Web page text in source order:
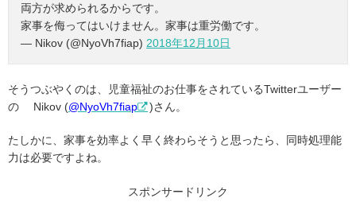
両方が求められるからです。
家事を侮ってはいけません。家事は重労働です。
— Nikov (@NyoVh7fiap) 2018年12月10日
そうつぶやくのは、児童福祉のお仕事をされているTwitterユーザー
の Nikov (@NyoVh7fiap )さん。
たしかに、家事を効率よく早く終わらそうと思ったら、同時処理能
力は必要ですよね。
スポンサードリンク